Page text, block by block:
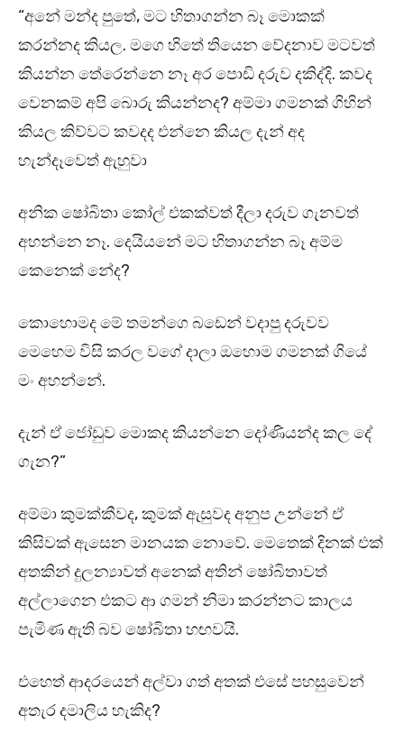
“අනේ මන්ද පුතේ, මට හිතාගන්න බෑ මොකක්
කරන්නද කියල. මගෙ හිතේ තියෙන වේදනාව මටවත්
කියන්න තේරෙන්නෙ නෑ අර පොඩි දරුව දකිද්දි. කවද
වෙනකම් අපි බොරු කියන්නද? අම්මා ගමනක් ගිහින්
කියල කිව්වට කවදද එන්නෙ කියල දැන් අද
හැන්දෑවෙත් ඇහුවා
අනික ෂෝබිතා කෝල් එකක්වත් දීලා දරුව ගැනවත්
අහන්නෙ නෑ. දෙයියනේ මට හිතාගන්න බෑ අම්ම
කෙනෙක් නේද?
කොහොමද මේ තමන්ගෙ බඩෙන් වදාපු දරුවව
මෙහෙම විසි කරල වගේ දාලා ඔහොම ගමනක් ගියේ
මං අහන්නේ.
දැන් ඒ ජෝඩුව මොකද කියන්නෙ දෝණියන්ද කල දේ
ගැන?”
අම්මා කුමක්කීවද, කුමක් ඇසුවද අනුප උන්නේ ඒ
කිසිවක් ඇසෙන මානයක නොවේ. මෙතෙක් දිනක් එක්
අතකින් දුලන්‍යාවත් අනෙක් අතින් ෂෝබිතාවත්
අල්ලාගෙන එකට ආ ගමන් නිමා කරන්නට කාලය
පැමිණ ඇති බව ෂෝබිතා හඟවයි.
එහෙත් ආදරයෙන් අල්වා ගත් අතක් එසේ පහසුවෙන්
අතැර දමාලිය හැකිද?